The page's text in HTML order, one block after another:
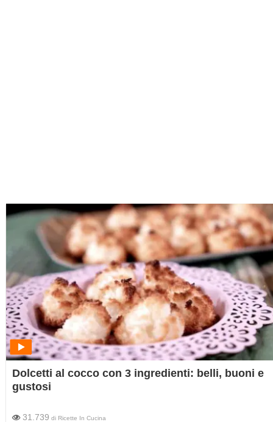
Dolcetti al cocco con 3 ingredienti: belli, buoni e
gustosi
31.739 di Ricette In Cucina